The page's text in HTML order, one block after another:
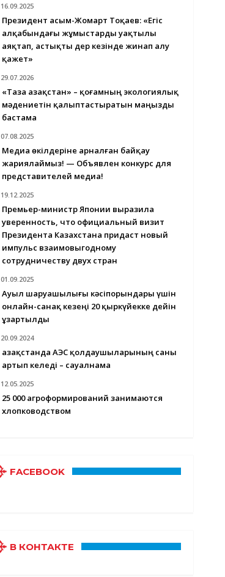
16.09.2025
Президент Қасым-Жомарт Тоқаев: «Егіс
алқабындағы жұмыстарды уақтылы
аяқтап, астықты дер кезінде жинап алу
қажет»
29.07.2026
«Таза Қазақстан» – қоғамның экологиялық
мәдениетін қалыптастыратын маңызды
бастама
07.08.2025
Медиа өкілдеріне арналған байқау
жариялаймыз! — Объявлен конкурс для
представителей медиа!
19.12.2025
Премьер-министр Японии выразила
уверенность, что официальный визит
Президента Казахстана придаст новый
импульс взаимовыгодному
сотрудничеству двух стран
01.09.2025
Ауыл шаруашылығы кәсіпорындары үшін
онлайн-санақ кезеңі 20 қыркүйекке дейін
ұзартылды
20.09.2024
Қазақстанда АЭС қолдаушыларының саны
артып келеді – сауалнама
12.05.2025
25 000 агроформирований занимаются
хлопководством
FACEBOOK
В КОНТАКТЕ